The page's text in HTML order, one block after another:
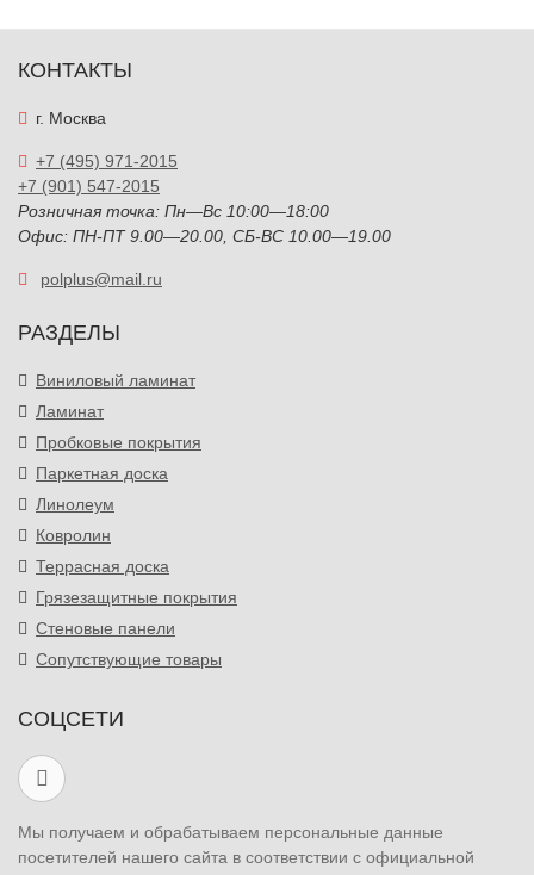
КОНТАКТЫ
г. Москва
+7 (495) 971-2015
+7 (901) 547-2015
Розничная точка: Пн—Вс 10:00—18:00
Офис: ПН-ПТ 9.00—20.00, СБ-ВС 10.00—19.00
polplus@mail.ru
РАЗДЕЛЫ
Виниловый ламинат
Ламинат
Пробковые покрытия
Паркетная доска
Линолеум
Ковролин
Террасная доска
Грязезащитные покрытия
Стеновые панели
Сопутствующие товары
СОЦСЕТИ
Мы получаем и обрабатываем персональные данные
посетителей нашего сайта в соответствии с официальной